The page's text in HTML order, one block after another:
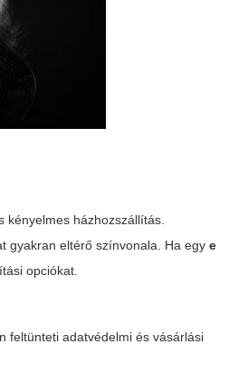
házhozszállítás.
gyakran eltérő színvonala. Ha egye
opciókat.
feltünteti adatvédelmi és vásárlási